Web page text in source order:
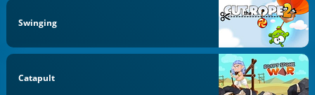
Swinging
Catapult